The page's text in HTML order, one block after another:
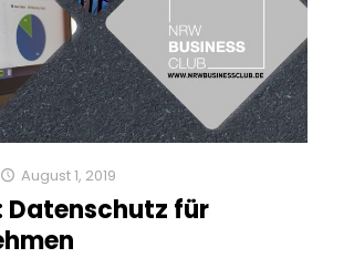
August 1, 2019
Datenschutz für